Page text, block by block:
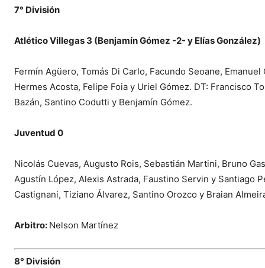
7° División
Atlético Villegas 3 (Benjamín Gómez -2- y Elías González)
Fermín Agüero, Tomás Di Carlo, Facundo Seoane,
Hermes Acosta, Felipe Foia y Uriel Gómez. DT: Francisco
Bazán, Santino Codutti y Benjamín Gómez.
Juventud 0
Nicolás Cuevas, Augusto Rois, Sebastián Martini, Bruno
Agustín López, Alexis Astrada, Faustino Servin y Santiago
Castignani, Tiziano Álvarez, Santino Orozco y Braian
Arbitro: Nelson Martínez
8° División